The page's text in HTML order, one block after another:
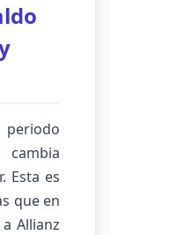
Esta es
que en
Allianz